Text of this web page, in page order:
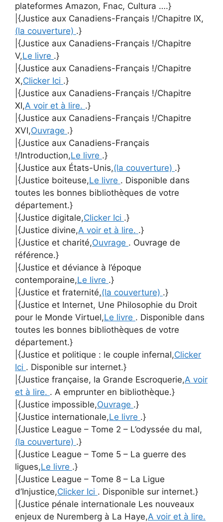
plateformes Amazon, Fnac, Cultura ….}
|{Justice aux Canadiens-Français !/Chapitre IX,
(la couverture) .}
|{Justice aux Canadiens-Français !/Chapitre
V,Le livre .}
|{Justice aux Canadiens-Français !/Chapitre
X,Clicker Ici .}
|{Justice aux Canadiens-Français !/Chapitre
XI,A voir et à lire. .}
|{Justice aux Canadiens-Français !/Chapitre
XVI,Ouvrage .}
|{Justice aux Canadiens-Français
!/Introduction,Le livre .}
|{Justice aux États-Unis,(la couverture) .}
|{Justice boiteuse,Le livre . Disponible dans
toutes les bonnes bibliothèques de votre
département.}
|{Justice digitale,Clicker Ici .}
|{Justice divine,A voir et à lire. .}
|{Justice et charité,Ouvrage . Ouvrage de
référence.}
|{Justice et déviance à l’époque
contemporaine,Le livre .}
|{Justice et fraternité,(la couverture) .}
|{Justice et Internet, Une Philosophie du Droit
pour le Monde Virtuel,Le livre . Disponible dans
toutes les bonnes bibliothèques de votre
département.}
|{Justice et politique : le couple infernal,Clicker
Ici . Disponible sur internet.}
|{Justice française, la Grande Escroquerie,A voir
et à lire. . A emprunter en bibliothèque.}
|{Justice impossible,Ouvrage .}
|{Justice internationale,Le livre .}
|{Justice League – Tome 2 – L’odyssée du mal,
(la couverture) .}
|{Justice League – Tome 5 – La guerre des
ligues,Le livre .}
|{Justice League – Tome 8 – La Ligue
d’Injustice,Clicker Ici . Disponible sur internet.}
|{Justice pénale internationale Les nouveaux
enjeux de Nuremberg à La Haye,A voir et à lire.